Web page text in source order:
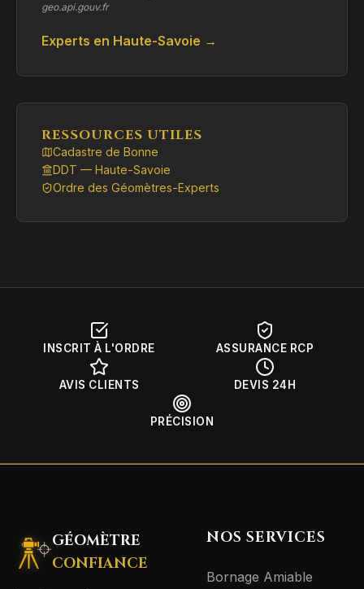
geo.api.gouv.fr
Experts en Haute-Savoie →
RESSOURCES UTILES
Cadastre de Bonne
DDT — Haute-Savoie
Ordre des Géomètres-Experts
INSCRIT À L'ORDRE ASSURANCE RCP
AVIS CLIENTS DEVIS 24H
PRÉCISION
GÉOMÈTRE
CONFIANCE
NOS SERVICES
Bornage Amiable